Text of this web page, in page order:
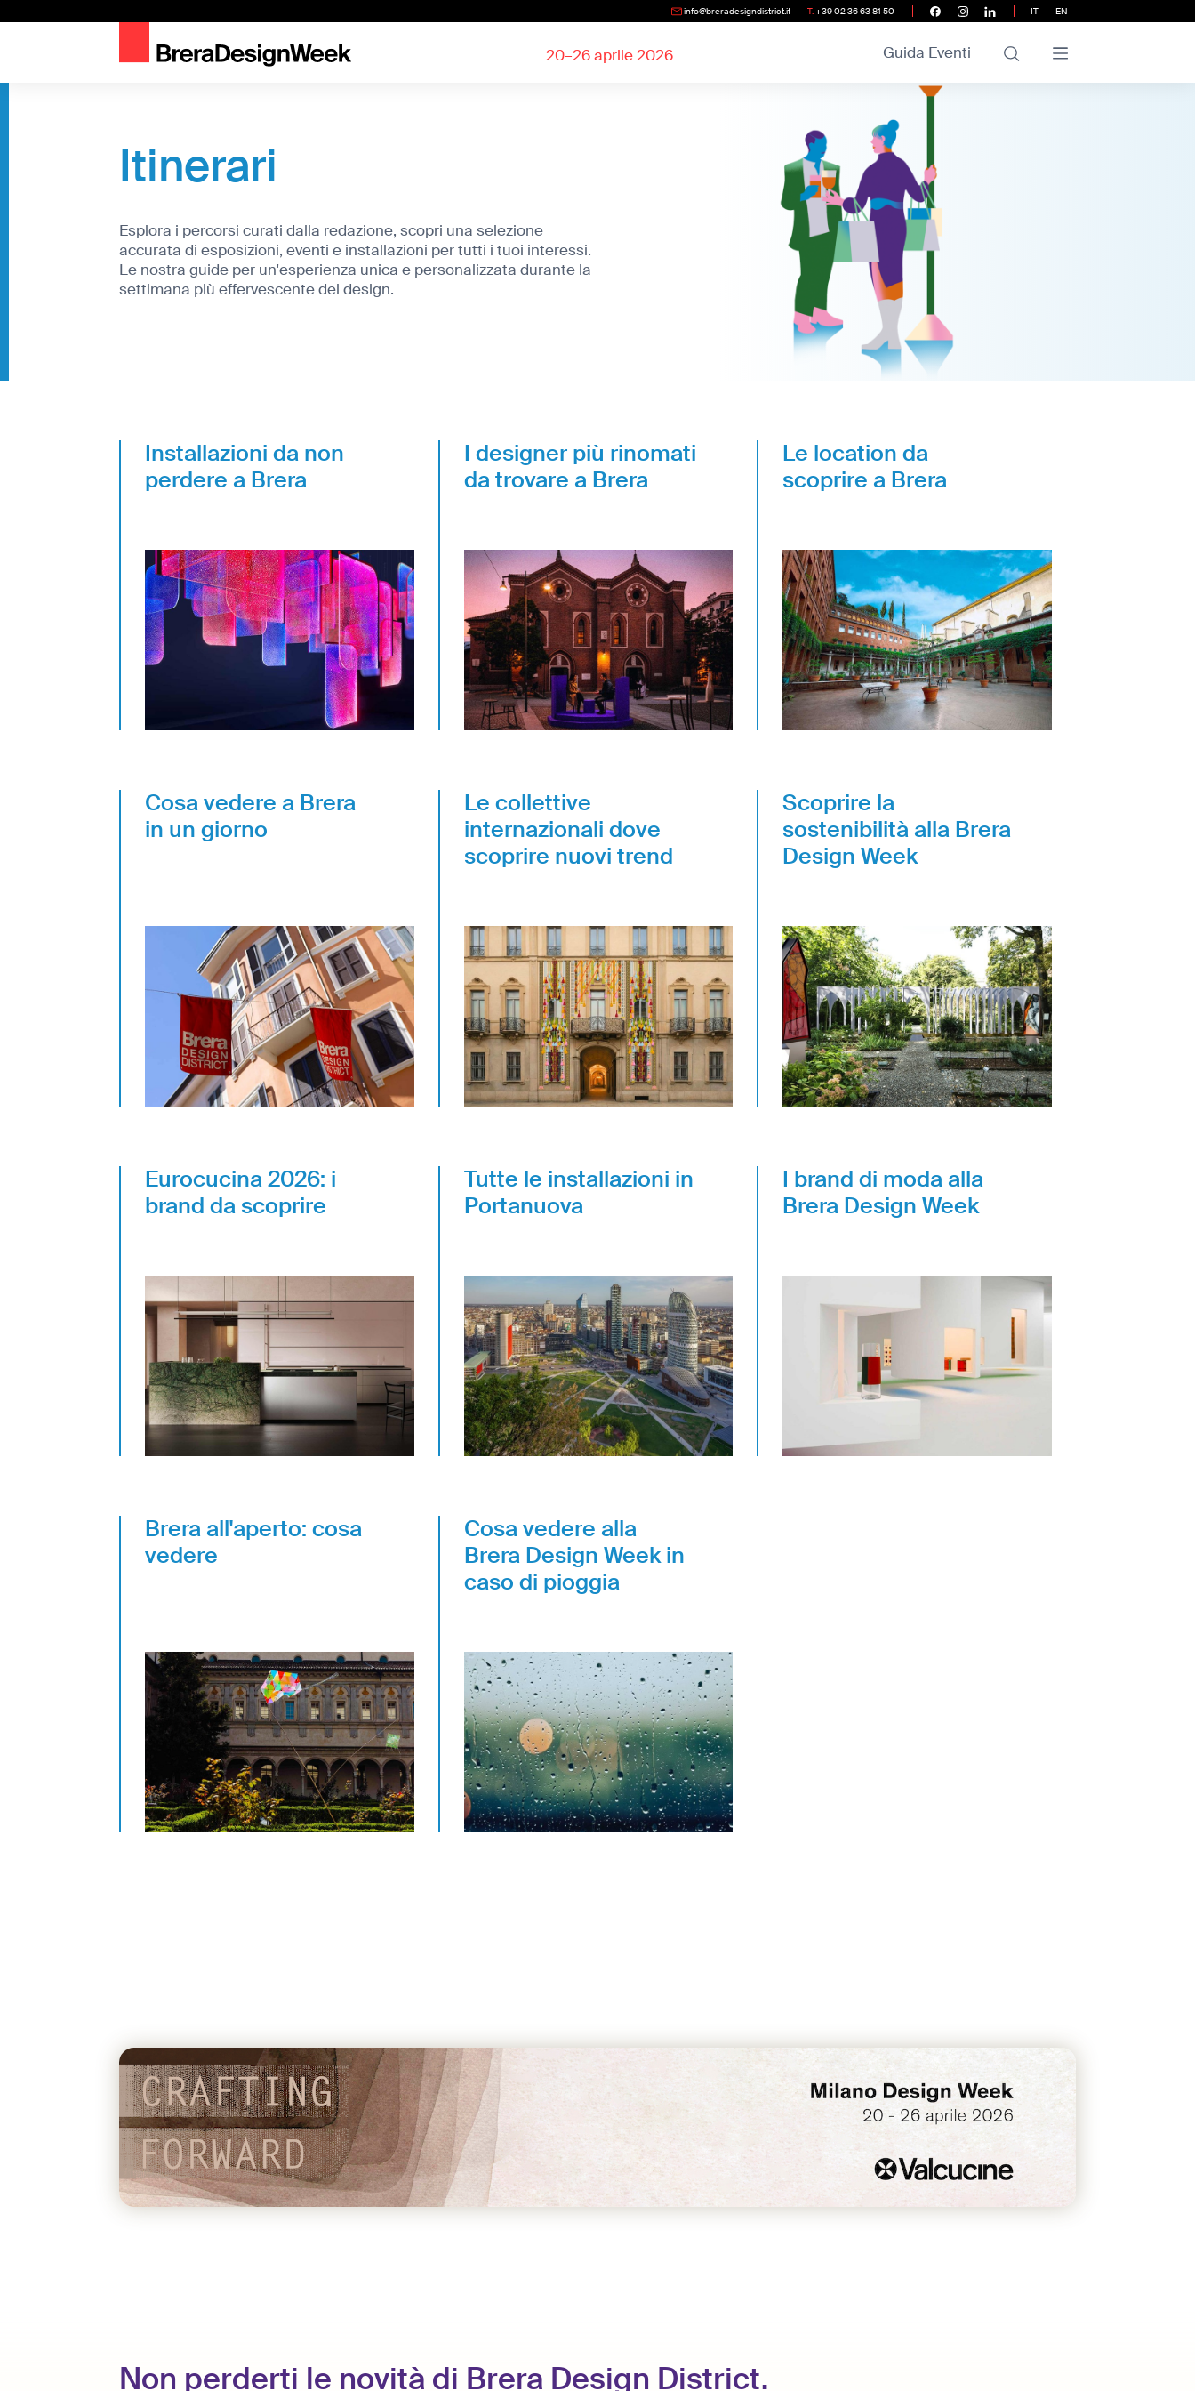
info@breradesigndistrict.it T.+39 02 36 63 81 50 IT EN
20–26 aprile 2026 Guida Eventi
Itinerari
Esplora i percorsi curati dalla redazione, scopri una selezione
accurata di esposizioni, eventi e installazioni per tutti i tuoi interessi.
Le nostra guide per un'esperienza unica e personalizzata durante la
settimana più effervescente del design.
Installazioni da non
perdere a Brera
I designer più rinomati
da trovare a Brera
Le location da
scoprire a Brera
Cosa vedere a Brera
in un giorno
Le collettive
internazionali dove
scoprire nuovi trend
Scoprire la
sostenibilità alla Brera
Design Week
Eurocucina 2026: i
brand da scoprire
Tutte le installazioni in
Portanuova
I brand di moda alla
Brera Design Week
Brera all'aperto: cosa
vedere
Cosa vedere alla
Brera Design Week in
caso di pioggia
Non perderti le novità di Brera Design District.